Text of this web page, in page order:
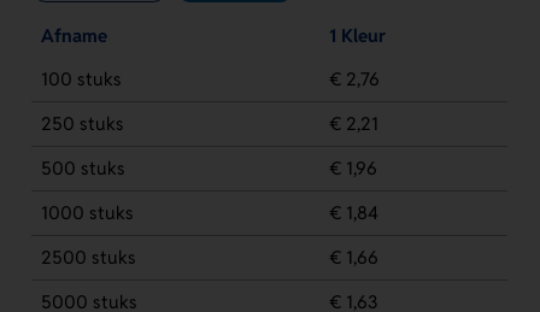
Afname
1 Kleur
100 stuks
€ 2,76
250 stuks
€ 2,21
500 stuks
€ 1,96
1000 stuks
€ 1,84
2500 stuks
€ 1,66
5000 stuks
€ 1,63